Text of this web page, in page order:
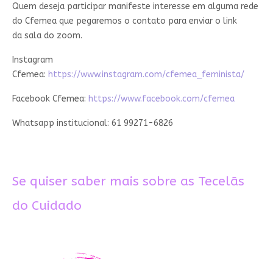
Quem deseja participar manifeste interesse em alguma rede
do Cfemea que pegaremos o contato para enviar o link
da sala do zoom.
Instagram
Cfemea: https://www.instagram.com/cfemea_feminista/
Facebook Cfemea: https://www.facebook.com/cfemea
Whatsapp institucional: 61 99271-6826
Se quiser saber mais sobre as Tecelãs
do Cuidado